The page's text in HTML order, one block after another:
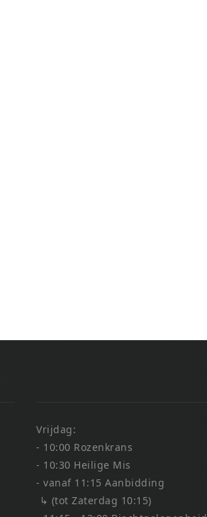
Vrijdag:
- 10:00 Rozenkrans
- 10:30 Heilige Mis
- vanaf 11:15 Aanbidding
↳ (tot Zaterdag 10:15)